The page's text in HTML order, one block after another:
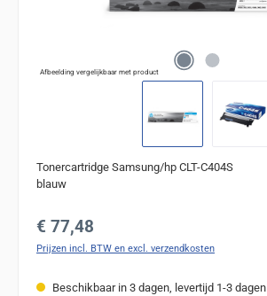
Afbeelding vergelijkbaar met product
Tonercartridge Samsung/hp CLT-C404S
blauw
Normale prijs:
€ 77,48
Prijzen incl. BTW en excl. verzendkosten
Beschikbaar in 3 dagen, levertijd 1-3 dagen